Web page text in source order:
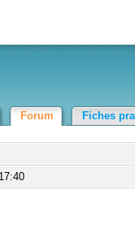
Forum Fiches